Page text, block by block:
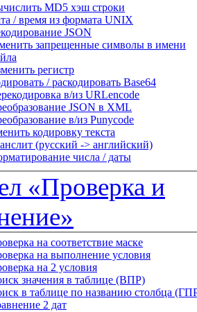
MD5 хэш строки
/ время из формата UNIX
JSON
запрещенные символы в имени
регистр
/ раскодировать Base64
в/из URLencode
JSON в XML
в/из Punycode
кодировку текста
(русский -> английский)
числа / даты
«Проверка и
на соответствие маске
на выполнение условия
на 2 условия
значения в таблице (ВПР)
в таблице по названию столбца
2 дат